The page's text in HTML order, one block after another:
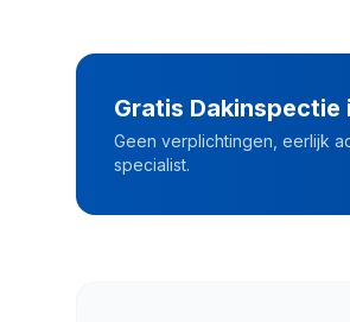
Gratis Dakinspectie
Geen verplichtingen, eerlijk
specialist.